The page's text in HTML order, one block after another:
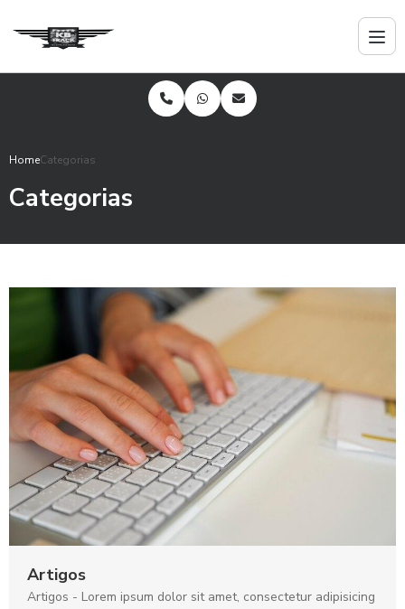
HomeCategorias
Categorias
Artigos
Artigos - Lorem ipsum dolor sit amet, consectetur adipisicing